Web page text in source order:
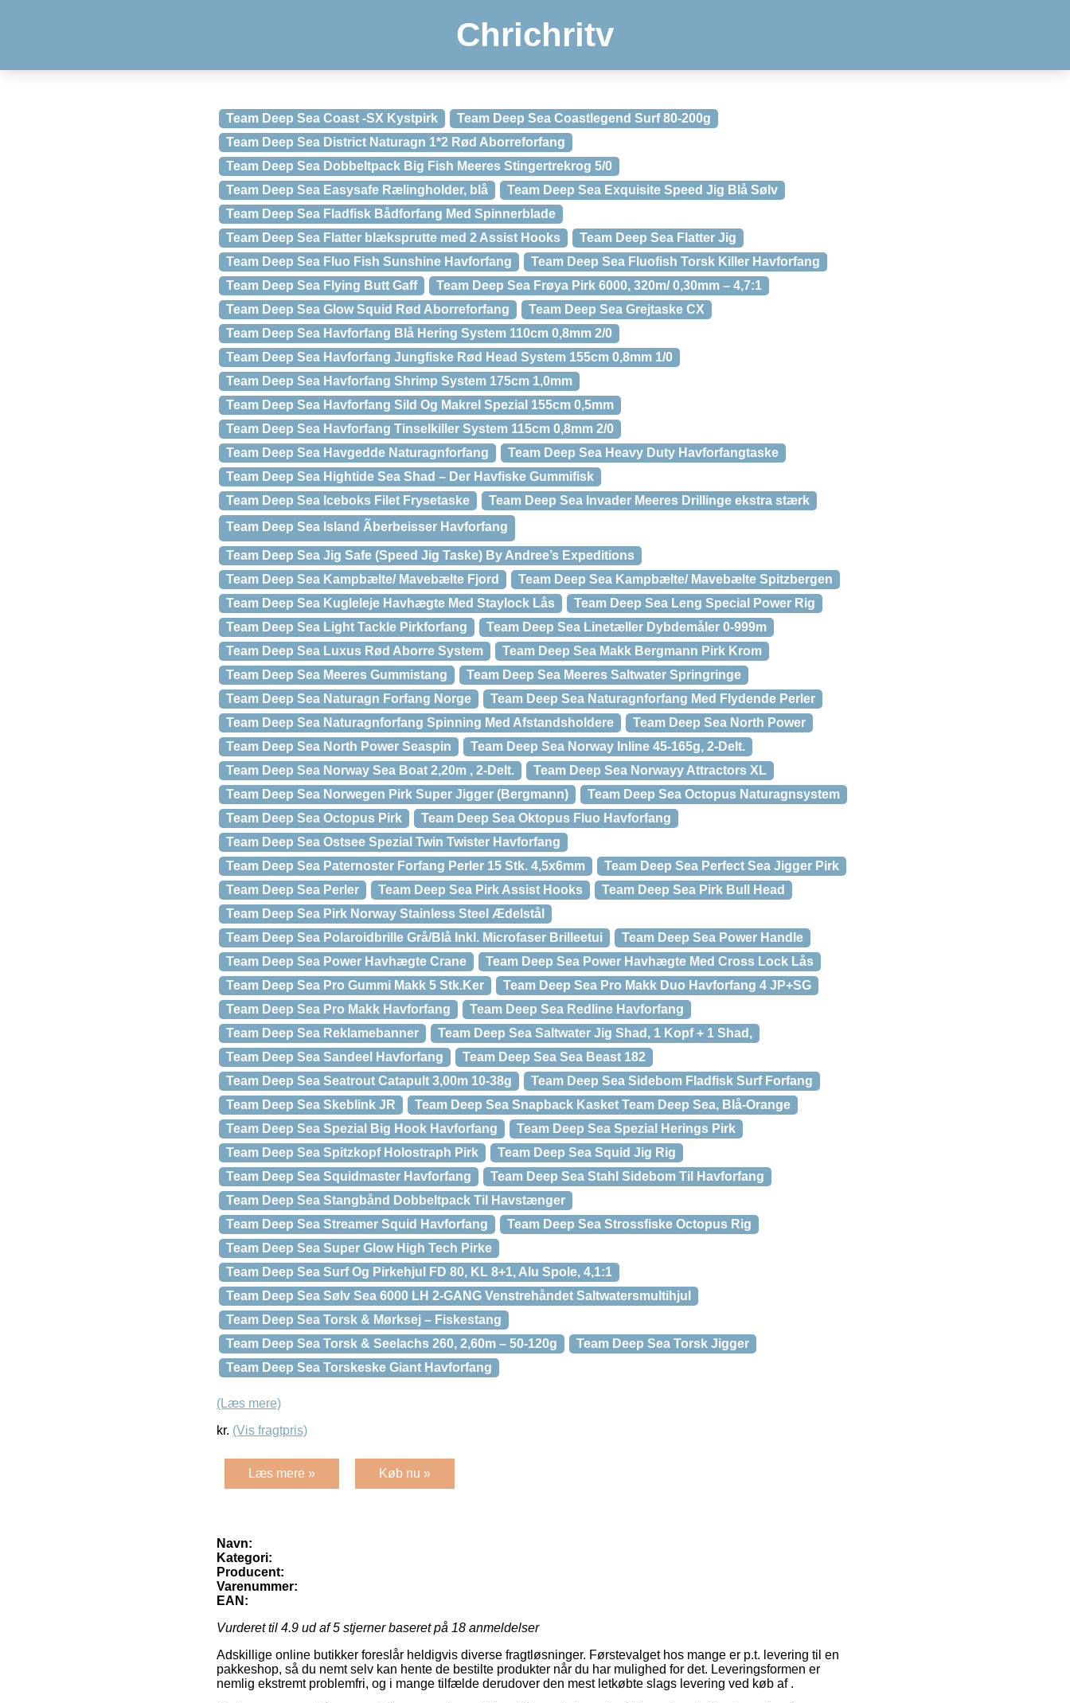
Chrichritv
Team Deep Sea Coast -SX Kystpirk
Team Deep Sea Coastlegend Surf 80-200g
Team Deep Sea District Naturagn 1*2 Rød Aborreforfang
Team Deep Sea Dobbeltpack Big Fish Meeres Stingertrekrog 5/0
Team Deep Sea Easysafe Rælingholder, blå
Team Deep Sea Exquisite Speed Jig Blå Sølv
Team Deep Sea Fladfisk Bådforfang Med Spinnerblade
Team Deep Sea Flatter blæksprutte med 2 Assist Hooks
Team Deep Sea Flatter Jig
Team Deep Sea Fluo Fish Sunshine Havforfang
Team Deep Sea Fluofish Torsk Killer Havforfang
Team Deep Sea Flying Butt Gaff
Team Deep Sea Frøya Pirk 6000, 320m/ 0,30mm – 4,7:1
Team Deep Sea Glow Squid Rød Aborreforfang
Team Deep Sea Grejtaske CX
Team Deep Sea Havforfang Blå Hering System 110cm 0,8mm 2/0
Team Deep Sea Havforfang Jungfiske Rød Head System 155cm 0,8mm 1/0
Team Deep Sea Havforfang Shrimp System 175cm 1,0mm
Team Deep Sea Havforfang Sild Og Makrel Spezial 155cm 0,5mm
Team Deep Sea Havforfang Tinselkiller System 115cm 0,8mm 2/0
Team Deep Sea Havgedde Naturagnforfang
Team Deep Sea Heavy Duty Havforfangtaske
Team Deep Sea Hightide Sea Shad – Der Havfiske Gummifisk
Team Deep Sea Iceboks Filet Frysetaske
Team Deep Sea Invader Meeres Drillinge ekstra stærk
Team Deep Sea Island Ãberbeisser Havforfang
Team Deep Sea Jig Safe (Speed Jig Taske) By Andree’s Expeditions
Team Deep Sea Kampbælte/ Mavebælte Fjord
Team Deep Sea Kampbælte/ Mavebælte Spitzbergen
Team Deep Sea Kugleleje Havhægte Med Staylock Lås
Team Deep Sea Leng Special Power Rig
Team Deep Sea Light Tackle Pirkforfang
Team Deep Sea Linetæller Dybdemåler 0-999m
Team Deep Sea Luxus Rød Aborre System
Team Deep Sea Makk Bergmann Pirk Krom
Team Deep Sea Meeres Gummistang
Team Deep Sea Meeres Saltwater Springringe
Team Deep Sea Naturagn Forfang Norge
Team Deep Sea Naturagnforfang Med Flydende Perler
Team Deep Sea Naturagnforfang Spinning Med Afstandsholdere
Team Deep Sea North Power
Team Deep Sea North Power Seaspin
Team Deep Sea Norway Inline 45-165g, 2-Delt.
Team Deep Sea Norway Sea Boat 2,20m , 2-Delt.
Team Deep Sea Norwayy Attractors XL
Team Deep Sea Norwegen Pirk Super Jigger (Bergmann)
Team Deep Sea Octopus Naturagnsystem
Team Deep Sea Octopus Pirk
Team Deep Sea Oktopus Fluo Havforfang
Team Deep Sea Ostsee Spezial Twin Twister Havforfang
Team Deep Sea Paternoster Forfang Perler 15 Stk. 4,5x6mm
Team Deep Sea Perfect Sea Jigger Pirk
Team Deep Sea Perler
Team Deep Sea Pirk Assist Hooks
Team Deep Sea Pirk Bull Head
Team Deep Sea Pirk Norway Stainless Steel Ædelstål
Team Deep Sea Polaroidbrille Grå/Blå Inkl. Microfaser Brilleetui
Team Deep Sea Power Handle
Team Deep Sea Power Havhægte Crane
Team Deep Sea Power Havhægte Med Cross Lock Lås
Team Deep Sea Pro Gummi Makk 5 Stk.Ker
Team Deep Sea Pro Makk Duo Havforfang 4 JP+SG
Team Deep Sea Pro Makk Havforfang
Team Deep Sea Redline Havforfang
Team Deep Sea Reklamebanner
Team Deep Sea Saltwater Jig Shad, 1 Kopf + 1 Shad,
Team Deep Sea Sandeel Havforfang
Team Deep Sea Sea Beast 182
Team Deep Sea Seatrout Catapult 3,00m 10-38g
Team Deep Sea Sidebom Fladfisk Surf Forfang
Team Deep Sea Skeblink JR
Team Deep Sea Snapback Kasket Team Deep Sea, Blå-Orange
Team Deep Sea Spezial Big Hook Havforfang
Team Deep Sea Spezial Herings Pirk
Team Deep Sea Spitzkopf Holostraph Pirk
Team Deep Sea Squid Jig Rig
Team Deep Sea Squidmaster Havforfang
Team Deep Sea Stahl Sidebom Til Havforfang
Team Deep Sea Stangbånd Dobbeltpack Til Havstænger
Team Deep Sea Streamer Squid Havforfang
Team Deep Sea Strossfiske Octopus Rig
Team Deep Sea Super Glow High Tech Pirke
Team Deep Sea Surf Og Pirkehjul FD 80, KL 8+1, Alu Spole, 4,1:1
Team Deep Sea Sølv Sea 6000 LH 2-GANG Venstrehåndet Saltwatersmultihjul
Team Deep Sea Torsk & Mørksej – Fiskestang
Team Deep Sea Torsk & Seelachs 260, 2,60m – 50-120g
Team Deep Sea Torsk Jigger
Team Deep Sea Torskeske Giant Havforfang
(Læs mere)
kr. (Vis fragtpris)
Læs mere » Køb nu »
Navn:
Kategori:
Producent:
Varenummer:
EAN:
Vurderet til 4.9 ud af 5 stjerner baseret på 18 anmeldelser
Adskillige online butikker foreslår heldigvis diverse fragtløsninger. Førstevalget hos mange er p.t. levering til en
pakkeshop, så du nemt selv kan hente de bestilte produkter når du har mulighed for det. Leveringsformen er
nemlig ekstremt problemfri, og i mange tilfælde derudover den mest letkøbte slags levering ved køb af .